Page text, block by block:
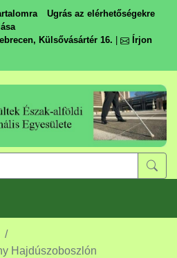
Ugrás az elérhetőségekre
Külsővásártér 16.
Írjon
/
Hajdúszoboszlón